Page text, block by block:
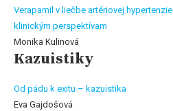
Verapamil v liečbe artériovej
klinickým perspektívam
Monika Kulinová
Kazuistiky
Od pádu k exitu – kazuistika
Eva Gajdošová